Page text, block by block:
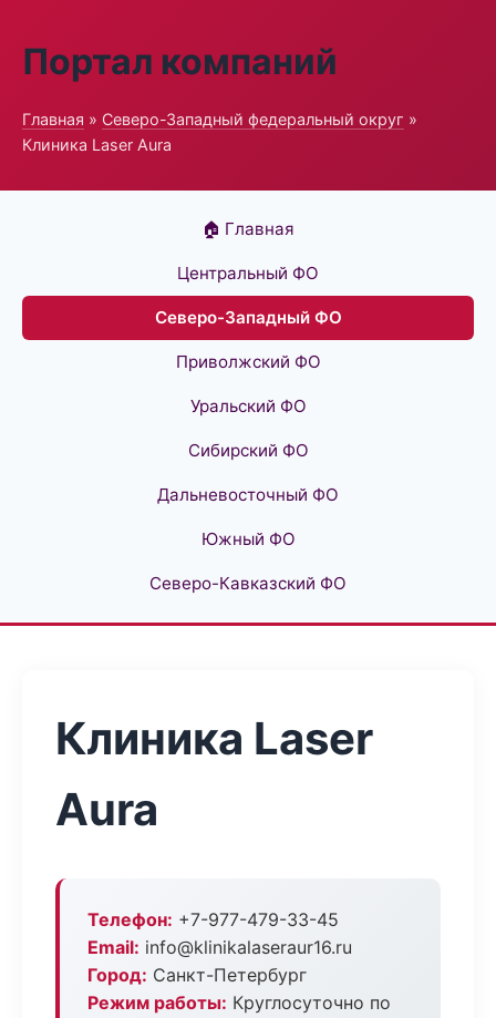
Портал компаний
Главная » Северо-Западный федеральный округ »
Клиника Laser Aura
🏠 Главная
Центральный ФО
Северо-Западный ФО
Приволжский ФО
Уральский ФО
Сибирский ФО
Дальневосточный ФО
Южный ФО
Северо-Кавказский ФО
Клиника Laser
Aura
Телефон: +7-977-479-33-45
Email: info@klinikalaseraur16.ru
Город: Санкт-Петербург
Режим работы: Круглосуточно по